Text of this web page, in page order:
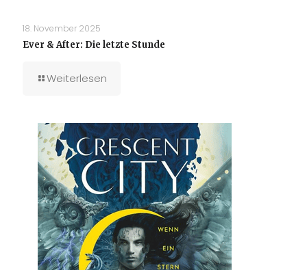
18. November 2025
Ever & After: Die letzte Stunde
Weiterlesen